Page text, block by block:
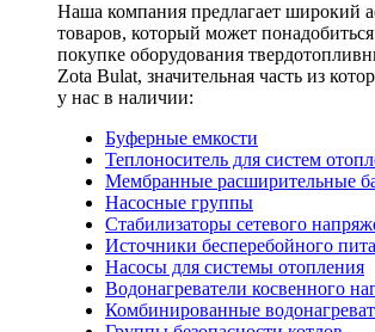
Наша компания предлагает широкий
товаров, который может
покупке оборудования
Zota Bulat, значительная часть из
у нас в наличии:
Буферные емкости
Теплоноситель для систем
Мембранные расширительные
Насосные группы
Стабилизаторы сетевого
Источники бесперебойного
Насосы для системы отопления
Водонагреватели косвенного
Комбинированные